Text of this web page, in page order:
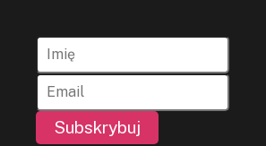
Subskrybuj